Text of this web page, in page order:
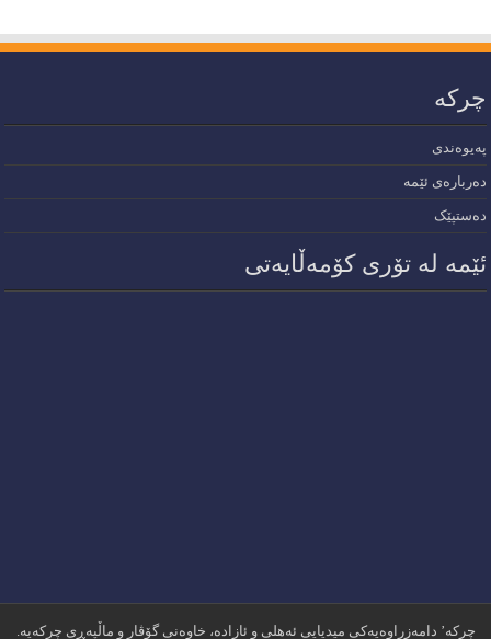
چرکە
پەیوەندی
دەربارەی ئێمە
دەستپێک
ئێمە لە تۆری کۆمەڵایەتی
چرکە’ دامەزراوەیەکی میدیایی ئەهلی و ئازادە، خاوەنی گۆڤار و ماڵپەڕی چرکەیە.